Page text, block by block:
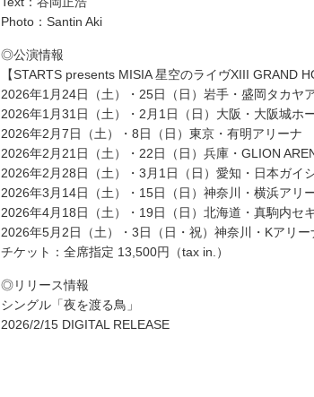
Photo：Santin Aki
◎公演情報
【STARTS presents MISIA 星空のライヴXIII GRAND
2026年1月24日（土）・25日（日）岩手・盛岡タカヤ
2026年1月31日（土）・2月1日（日）大阪・大阪城ホ
2026年2月7日（土）・8日（日）東京・有明アリーナ
2026年2月21日（土）・22日（日）兵庫・GLION
2026年2月28日（土）・3月1日（日）愛知・日本ガイ
2026年3月14日（土）・15日（日）神奈川・横浜アリ
2026年4月18日（土）・19日（日）北海道・真駒内セ
2026年5月2日（土）・3日（日・祝）神奈川・Kアリー
チケット：全席指定 13,500円（tax in.）
◎リリース情報
シングル「夜を渡る鳥」
2026/2/15 DIGITAL RELEASE